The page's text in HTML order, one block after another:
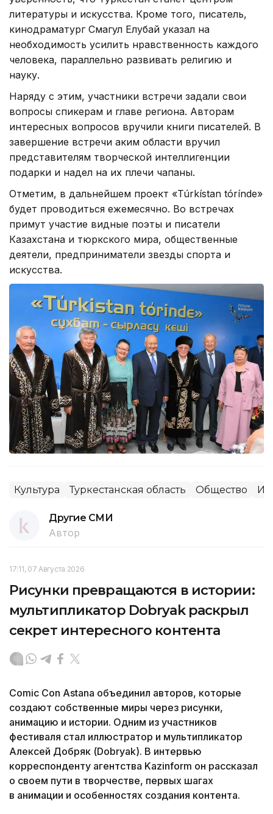
литературы и искусства. Кроме того, писатель,
кинодраматург Смагул Елубай указал на
необходимость усилить нравственность каждого
человека, параллельно развивать религию и
науку.
Наряду с этим, участники встречи задали свои
вопросы спикерам и главе региона. Авторам
интересных вопросов вручили книги писателей. В
завершение встречи аким области вручил
представителям творческой интеллигенции
подарки и надел на их плечи чапаны.
Отметим, в дальнейшем проект «Túrkístan tórínde»
будет проводиться ежемесячно. Во встречах
примут участие видные поэты и писатели
Казахстана и тюркского мира, общественные
деятели, предприниматели звезды спорта и
искусства.
Культура Туркестанская область Общество
Другие СМИ
Автор
17:11, 07 Августа 2026
Рисунки превращаются в истории:
мультипликатор Dobryak раскрыл
секрет интересного контента
Comic Con Astana объединил авторов, которые
создают собственные миры через рисунки,
анимацию и истории. Одним из участников
фестиваля стал иллюстратор и мультипликатор
Алексей Добряк (Dobryak). В интервью
корреспонденту агентства Kazinform он рассказал
о своем пути в творчестве, первых шагах
в анимации и особенностях создания контента.